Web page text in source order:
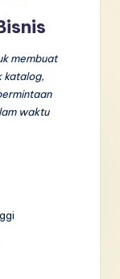
membuat
katalog,
waktu